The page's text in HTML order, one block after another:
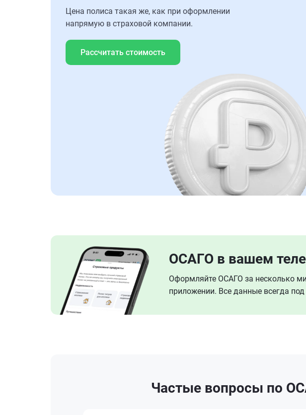
Цена полиса такая же, как при оформлении
напрямую в страховой компании.
Рассчитать стоимость
ОСАГО в вашем
Оформляйте ОСАГО за несколько
приложении. Все данные всегда под
Частые вопросы по